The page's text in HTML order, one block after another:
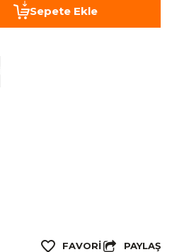
Sepete Ekle
PAYLAŞ